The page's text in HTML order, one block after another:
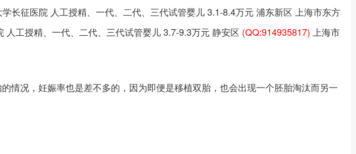
长征医院 人工授精、一代、二代、三代试管婴儿 3.1-8.4万元 浦东新区 上海市东方
工授精、一代、二代、三代试管婴儿 3.7-9.3万元 静安区 (QQ:914935817) 上海市
情况，妊娠率也是差不多的，因为即便是移植双胎，也会出现一个胚胎淘汰而另一